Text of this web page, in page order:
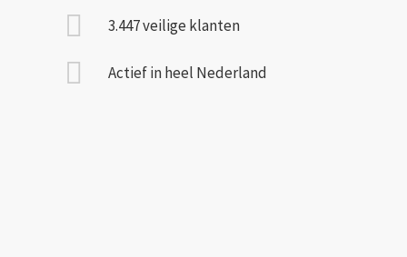
3.447 veilige klanten
Actief in heel Nederland